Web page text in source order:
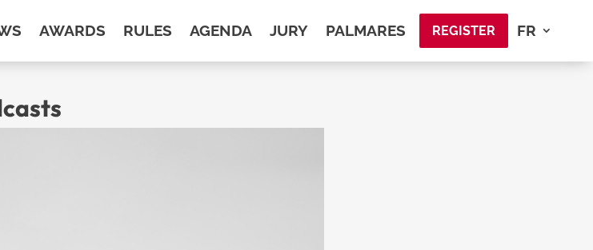
AWARDS RULES AGENDA JURY PALMARES REGISTER FR